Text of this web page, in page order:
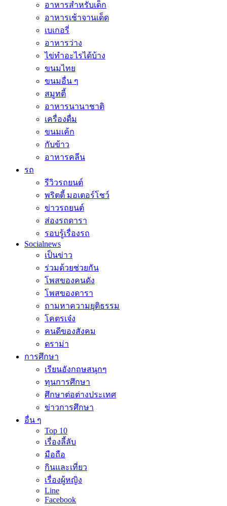
อาหารสำหรับเด็ก
อาหารเช้าจานเด็ด
เบเกอรี่
อาหารว่าง
ไข่ทำอะไรได้บ้าง
ขนมไทย
ขนมอื่น ๆ
สมูทตี้
อาหารนานาชาติ
เครื่องดื่ม
ขนมเค้ก
กับข้าว
อาหารคลีน
รถ
รีวิวรถยนต์
พริตตี้ มอเตอร์โชว์
ข่าวรถยนต์
ส่องรถดารา
รอบรู้เรื่องรถ
Socialnews
เป็นข่าว
ร่วมด้วยช่วยกัน
โพสของคนดัง
โพสของดารา
ถามหาความยุติธรรม
โคตรเจ๋ง
คนดีของสังคม
ดราม่า
การศึกษา
เรียนอังกฤษสนุกๆ
ทุนการศึกษา
ศึกษาต่อต่างประเทศ
ข่าวการศึกษา
อื่น ๆ
Top 10
เรื่องลี้ลับ
มือถือ
กินและเที่ยว
เรื่องผู้หญิง
Line
Facebook